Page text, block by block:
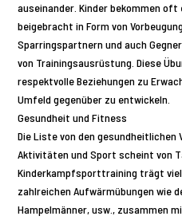
auseinander. Kinder bekommen oft
beigebracht in Form von
Sparringspartnern und auch
von Trainingsausrüstung. Diese
respektvolle Beziehungen zu
Umfeld gegenüber zu entwickeln.
Gesundheit und Fitness
Die Liste von den gesundheitlichen
Aktivitäten und Sport scheint von
Kinderkampfsporttraining trägt
zahlreichen Aufwärmübungen wie
Hampelmänner, usw., zusammen